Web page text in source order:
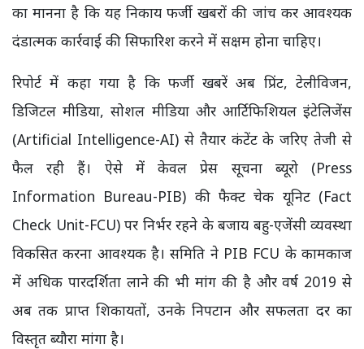
का मानना है कि यह निकाय फर्जी खबरों की जांच कर आवश्यक
दंडात्मक कार्रवाई की सिफारिश करने में सक्षम होना चाहिए।
रिपोर्ट में कहा गया है कि फर्जी खबरें अब प्रिंट, टेलीविजन,
डिजिटल मीडिया, सोशल मीडिया और आर्टिफिशियल इंटेलिजेंस
(Artificial Intelligence-AI) से तैयार कंटेंट के जरिए तेजी से
फैल रही हैं। ऐसे में केवल प्रेस सूचना ब्यूरो (Press
Information Bureau-PIB) की फैक्ट चेक यूनिट (Fact
Check Unit-FCU) पर निर्भर रहने के बजाय बहु-एजेंसी व्यवस्था
विकसित करना आवश्यक है। समिति ने PIB FCU के कामकाज
में अधिक पारदर्शिता लाने की भी मांग की है और वर्ष 2019 से
अब तक प्राप्त शिकायतों, उनके निपटान और सफलता दर का
विस्तृत ब्यौरा मांगा है।